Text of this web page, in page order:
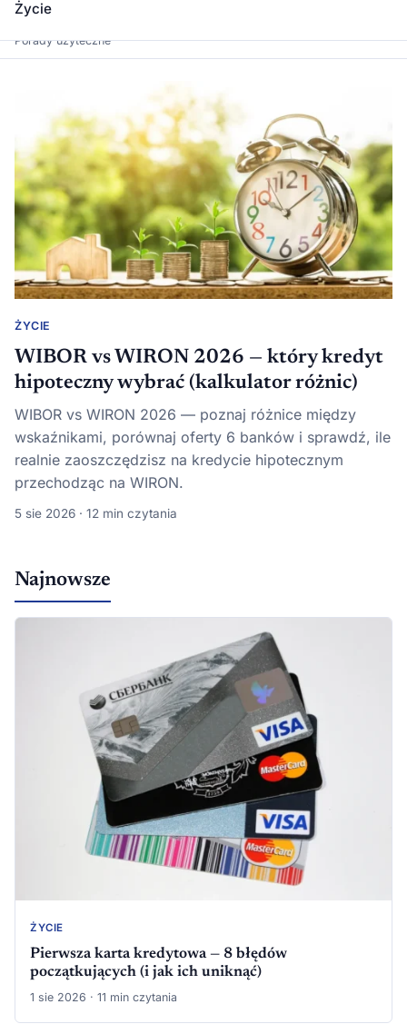
Dawka Wiedzy
Porady użyteczne
Życie
ŻYCIE
WIBOR vs WIRON 2026 — który kredyt
hipoteczny wybrać (kalkulator różnic)
WIBOR vs WIRON 2026 — poznaj różnice między
wskaźnikami, porównaj oferty 6 banków i sprawdź, ile
realnie zaoszczędzisz na kredycie hipotecznym
przechodząc na WIRON.
5 sie 2026 · 12 min czytania
Najnowsze
ŻYCIE
Pierwsza karta kredytowa — 8 błędów
początkujących (i jak ich uniknąć)
1 sie 2026 · 11 min czytania